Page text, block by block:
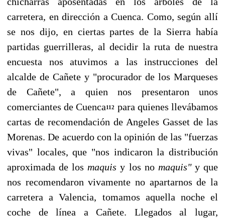
carretera, en dirección a Cuenca. Como, según allí
se nos dijo, en ciertas partes de la Sierra había
partidas guerrilleras, al decidir la ruta de nuestra
encuesta nos atuvimos a las instrucciones del
alcalde de Cañete y "procurador de los Marqueses
de Cañete", a quien nos presentaron unos
comerciantes de Cuenca112 para quienes llevábamos
cartas de recomendación de Angeles Gasset de las
Morenas. De acuerdo con la opinión de las "fuerzas
vivas" locales, que "nos indicaron la distribución
aproximada de los maquisy los no maquis" y que
nos recomendaron vivamente no apartarnos de la
carretera a Valencia, tomamos aquella noche el
coche de línea a Cañete. Llegados al lugar,